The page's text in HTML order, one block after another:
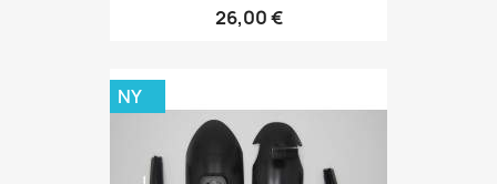
26,00 €
NY